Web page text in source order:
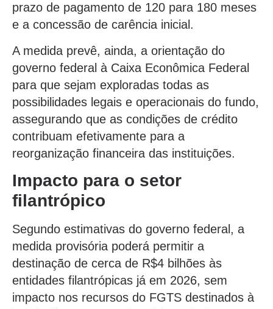
prazo de pagamento de 120 para 180 meses
e a concessão de carência inicial.
A medida prevê, ainda, a orientação do
governo federal à Caixa Econômica Federal
para que sejam exploradas todas as
possibilidades legais e operacionais do fundo,
assegurando que as condições de crédito
contribuam efetivamente para a
reorganização financeira das instituições.
Impacto para o setor
filantrópico
Segundo estimativas do governo federal, a
medida provisória poderá permitir a
destinação de cerca de R$4 bilhões às
entidades filantrópicas já em 2026, sem
impacto nos recursos do FGTS destinados à